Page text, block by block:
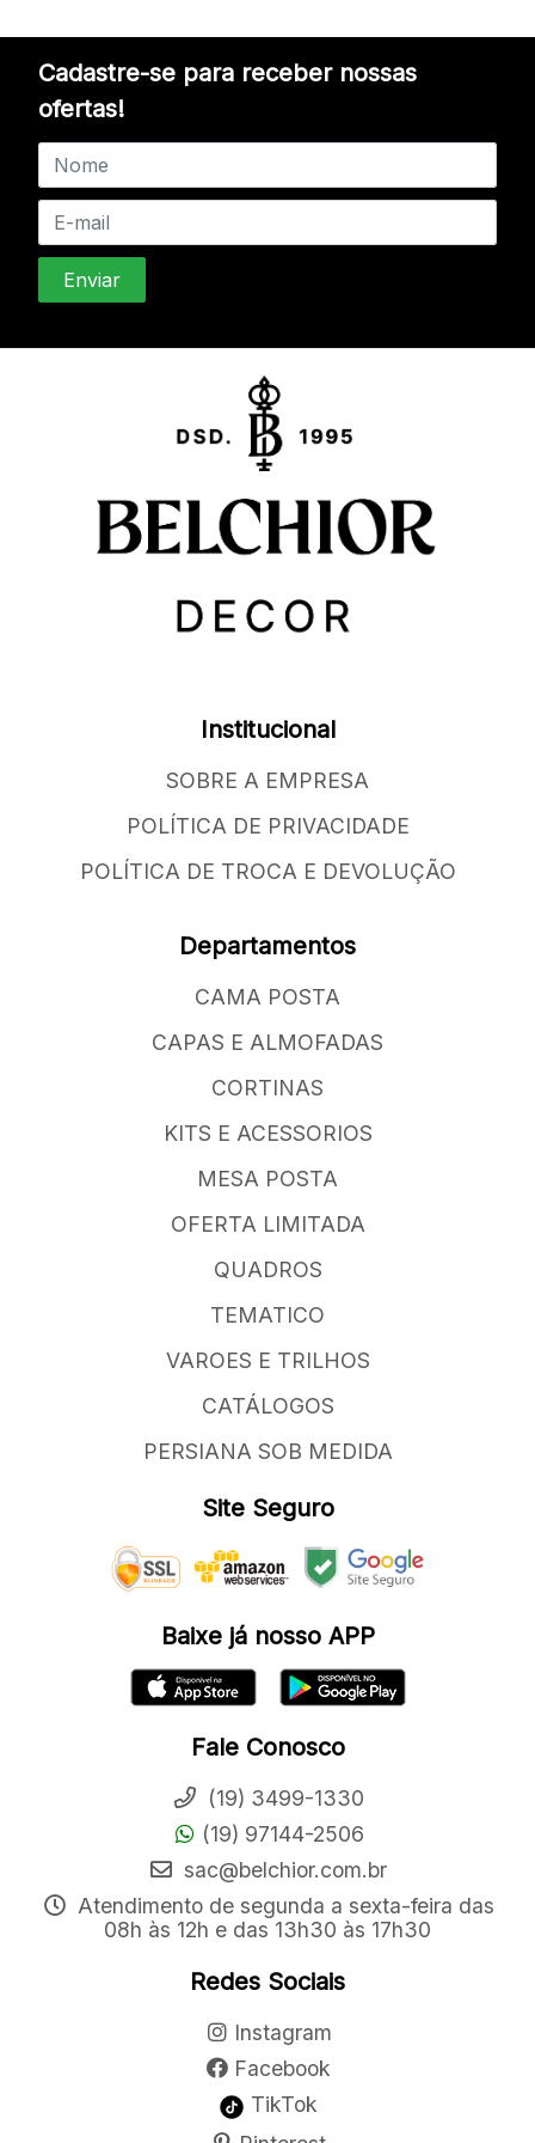
Cadastre-se para receber nossas
ofertas!
Institucional
SOBRE A EMPRESA
POLÍTICA DE PRIVACIDADE
POLÍTICA DE TROCA E DEVOLUÇÃO
Departamentos
CAMA POSTA
CAPAS E ALMOFADAS
CORTINAS
KITS E ACESSORIOS
MESA POSTA
OFERTA LIMITADA
QUADROS
TEMATICO
VAROES E TRILHOS
CATÁLOGOS
PERSIANA SOB MEDIDA
Site Seguro
Baixe já nosso APP
Fale Conosco
(19) 3499-1330
(19) 97144-2506
sac@belchior.com.br
Atendimento de segunda a sexta-feira das
08h às 12h e das 13h30 às 17h30
Redes Sociais
Instagram
Facebook
TikTok